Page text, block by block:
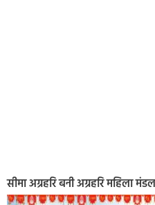
सीमा अग्रहरि बनी अग्रहरि महिला